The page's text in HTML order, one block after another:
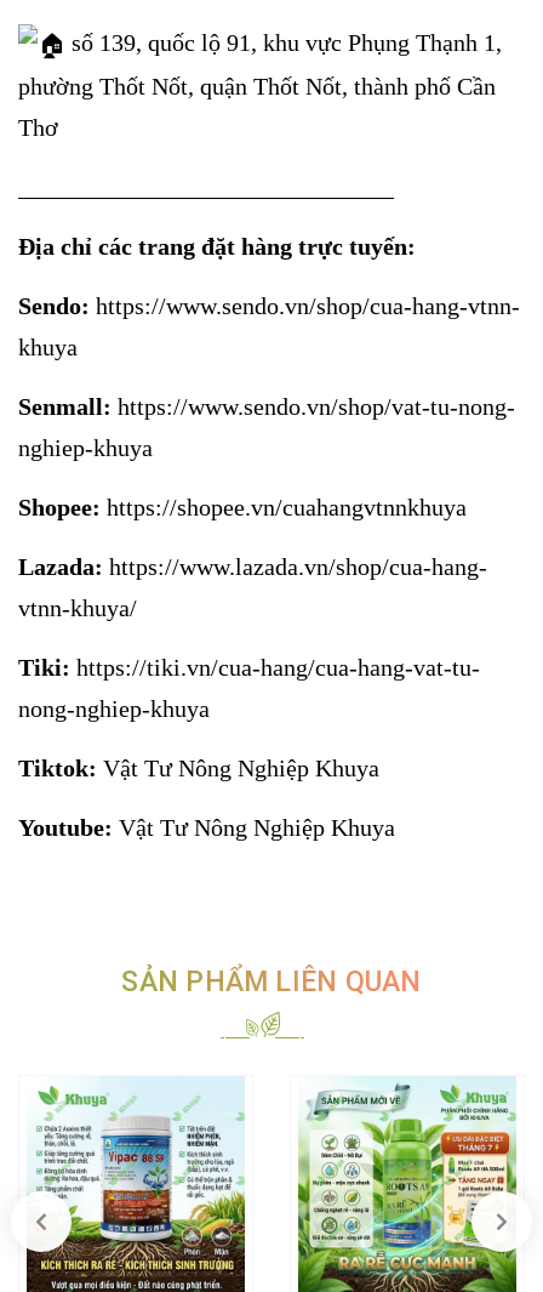
số 139, quốc lộ 91, khu vực Phụng Thạnh 1,
phường Thốt Nốt, quận Thốt Nốt, thành phố Cần
Thơ
Địa chỉ các trang đặt hàng trực tuyến:
Sendo: https://www.sendo.vn/shop/cua-hang-vtnn-
khuya
Senmall: https://www.sendo.vn/shop/vat-tu-nong-
nghiep-khuya
Shopee: https://shopee.vn/cuahangvtnnkhuya
Lazada: https://www.lazada.vn/shop/cua-hang-
vtnn-khuya/
Tiki: https://tiki.vn/cua-hang/cua-hang-vat-tu-
nong-nghiep-khuya
Tiktok: Vật Tư Nông Nghiệp Khuya
Youtube: Vật Tư Nông Nghiệp Khuya
SẢN PHẨM LIÊN QUAN